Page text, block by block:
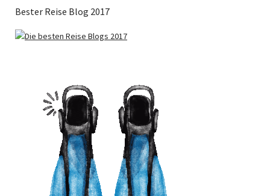
Bester Reise Blog 2017